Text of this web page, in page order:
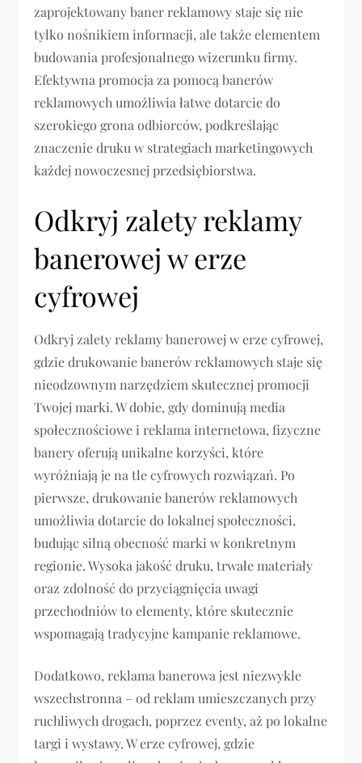
zaprojektowany baner reklamowy staje się nie
tylko nośnikiem informacji, ale także elementem
budowania profesjonalnego wizerunku firmy.
Efektywna promocja za pomocą banerów
reklamowych umożliwia łatwe dotarcie do
szerokiego grona odbiorców, podkreślając
znaczenie druku w strategiach marketingowych
każdej nowoczesnej przedsiębiorstwa.
Odkryj zalety reklamy
banerowej w erze
cyfrowej
Odkryj zalety reklamy banerowej w erze cyfrowej,
gdzie drukowanie banerów reklamowych staje się
nieodzownym narzędziem skutecznej promocji
Twojej marki. W dobie, gdy dominują media
społecznościowe i reklama internetowa, fizyczne
banery oferują unikalne korzyści, które
wyróżniają je na tle cyfrowych rozwiązań. Po
pierwsze, drukowanie banerów reklamowych
umożliwia dotarcie do lokalnej społeczności,
budując silną obecność marki w konkretnym
regionie. Wysoka jakość druku, trwałe materiały
oraz zdolność do przyciągnięcia uwagi
przechodniów to elementy, które skutecznie
wspomagają tradycyjne kampanie reklamowe.
Dodatkowo, reklama banerowa jest niezwykle
wszechstronna – od reklam umieszczanych przy
ruchliwych drogach, poprzez eventy, aż po lokalne
targi i wystawy. W erze cyfrowej, gdzie